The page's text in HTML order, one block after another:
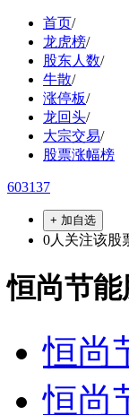
首页/
龙虎榜/
股东人数/
牛散/
涨停板/
龙回头/
大宗交易/
股票涨幅榜
603137
+ 加自选
0人关注该股
恒尚节能
恒尚
恒尚